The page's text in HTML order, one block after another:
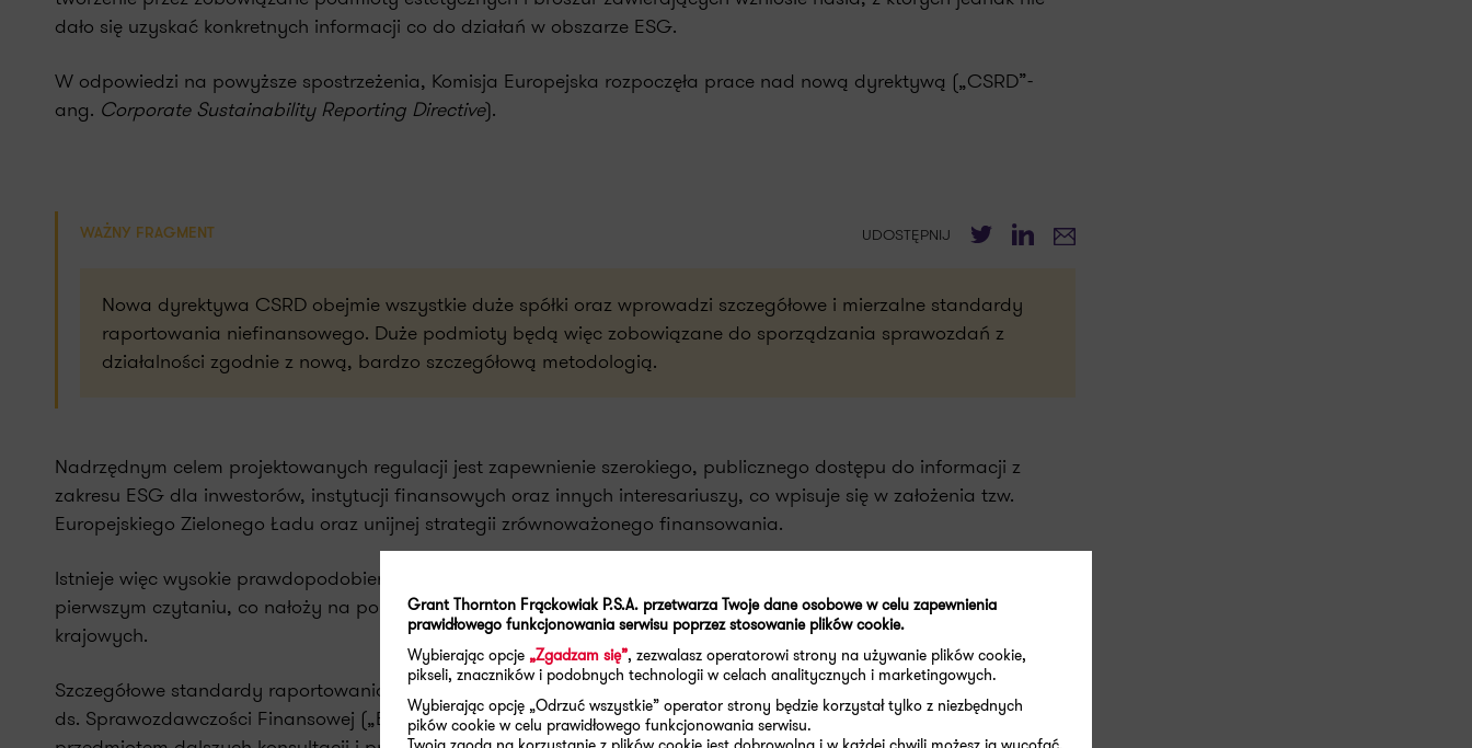
dało się uzyskać konkretnych informacji co do działań w obszarze ESG.
W odpowiedzi na powyższe spostrzeżenia, Komisja Europejska rozpoczęła prace nad nową dyrektywą („CSRD”-
ang. Corporate Sustainability Reporting Directive).
WAŻNY FRAGMENT UDOSTĘPNIJ TwitterLinkedIn
E-mail
Nowa dyrektywa CSRD obejmie wszystkie duże spółki oraz wprowadzi szczegółowe i mierzalne standardy
raportowania niefinansowego. Duże podmioty będą więc zobowiązane do sporządzania sprawozdań z
działalności zgodnie z nową, bardzo szczegółową metodologią.
Nadrzędnym celem projektowanych regulacji jest zapewnienie szerokiego, publicznego dostępu do informacji z
zakresu ESG dla inwestorów, instytucji finansowych oraz innych interesariuszy, co wpisuje się w założenia tzw.
Europejskiego Zielonego Ładu oraz unijnej strategii zrównoważonego finansowania.
Istnieje więc wysokie prawdopodobieństwo, że CSRD zostanie przyjęta przez Parlament Europejski i Radę w
pierwszym czytaniu, co nałoży na polskiego prawodawcę obowiązek implementacji nowych przepisów do ustaw
krajowych.
Szczegółowe standardy raportowania niefinansowego są obecnie opracowywane przez Europejską Grupę Doradczą
ds. Sprawozdawczości Finansowej („EFRAG”, ang.European Financial Reporting Advisory Group) oraz będą
Grant Thornton Frąckowiak P.S.A. przetwarza Twoje dane osobowe w celu zapewnienia
prawidłowego funkcjonowania serwisu poprzez stosowanie plików cookie.
Wybierając opcje „Zgadzam się”, zezwalasz operatorowi strony na używanie plików cookie,
pikseli, znaczników i podobnych technologii w celach analitycznych i marketingowych.
Wybierając opcję „Odrzuć wszystkie” operator strony będzie korzystał tylko z niezbędnych
pików cookie w celu prawidłowego funkcjonowania serwisu.